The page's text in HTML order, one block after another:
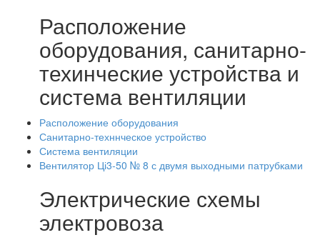
Расположение
оборудования, санитарно-
техинческие устройства и
система вентиляции
Расположение оборудования
Санитарно-техннческое устройство
Система вентиляции
Вентилятор Ці3-50 № 8 с двумя выходными патрубками
Электрические схемы
электровоза